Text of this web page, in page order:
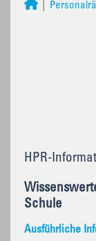
HPR-
Schule
Ausführliche